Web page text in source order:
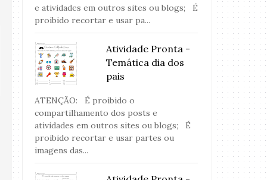
e atividades em outros sites ou blogs; É
proibido recortar e usar pa...
Atividade Pronta -
Temática dia dos
pais
ATENÇÃO: É proibido o
compartilhamento dos posts e
atividades em outros sites ou blogs; É
proibido recortar e usar partes ou
imagens das...